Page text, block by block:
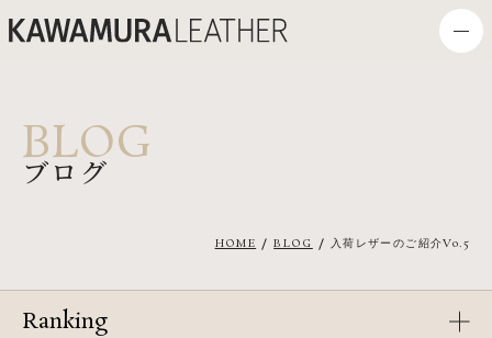
BLOG
ブログ
HOME BLOG 入荷レザーのご紹介Vo.5
Ranking